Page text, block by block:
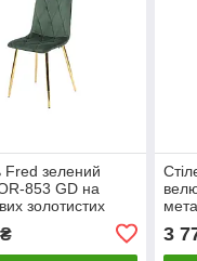
Fred зелений
853 GD на
золотистих
3